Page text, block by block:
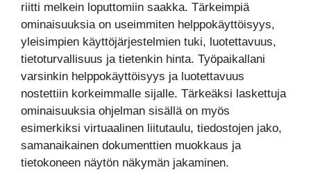
riitti melkein loputtomiin saakka. Tärkeimpiä
ominaisuuksia on useimmiten helppokäyttöisyys,
yleisimpien käyttöjärjestelmien tuki, luotettavuus,
tietoturvallisuus ja tietenkin hinta. Työpaikallani
varsinkin helppokäyttöisyys ja luotettavuus
nostettiin korkeimmalle sijalle. Tärkeäksi laskettuja
ominaisuuksia ohjelman sisällä on myös
esimerkiksi virtuaalinen liitutaulu, tiedostojen jako,
samanaikainen dokumenttien muokkaus ja
tietokoneen näytön näkymän jakaminen.